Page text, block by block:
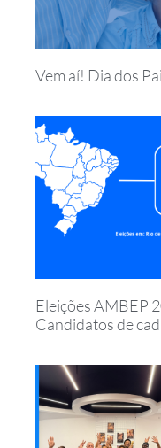
Vem aí! Dia dos
Eleições AMBEP
Candidatos de